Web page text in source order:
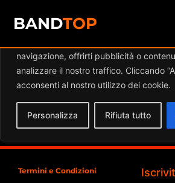
Diamo valore alla tua privacy
navigazione, offrirti pubblicità o
analizzare il nostro traffico. Cliccando
acconsenti al nostro utilizzo dei cookie.
Personalizza Rifiuta tutto
BANDTOP
Eventi aPhobos
Verona
Spiacente, ma nessun risultato è
l'archivio richiesto
Termini e Condizioni